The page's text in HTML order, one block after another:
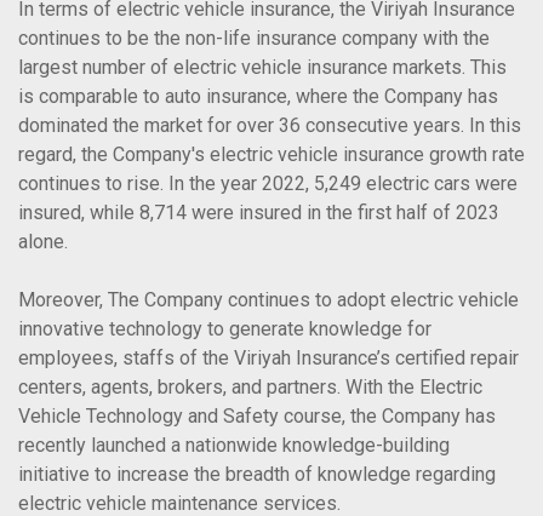
In terms of electric vehicle insurance, the Viriyah Insurance
continues to be the non-life insurance company with the
largest number of electric vehicle insurance markets. This
is comparable to auto insurance, where the Company has
dominated the market for over 36 consecutive years. In this
regard, the Company's electric vehicle insurance growth rate
continues to rise. In the year 2022, 5,249 electric cars were
insured, while 8,714 were insured in the first half of 2023
alone.
Moreover, The Company continues to adopt electric vehicle
innovative technology to generate knowledge for
employees, staffs of the Viriyah Insurance’s certified repair
centers, agents, brokers, and partners. With the Electric
Vehicle Technology and Safety course, the Company has
recently launched a nationwide knowledge-building
initiative to increase the breadth of knowledge regarding
electric vehicle maintenance services.